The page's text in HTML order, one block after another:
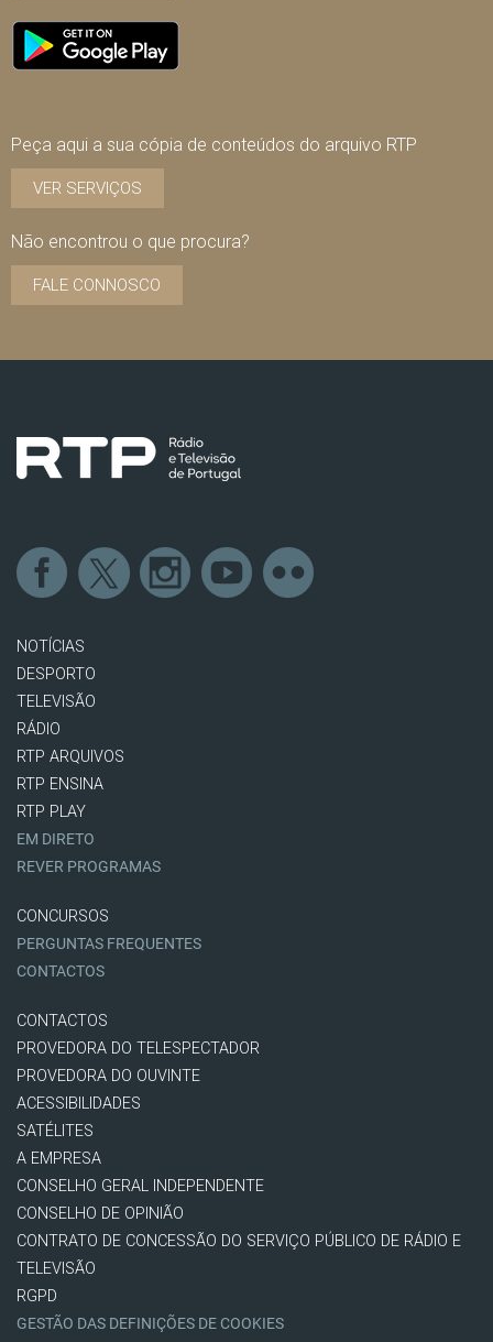
Peça aqui a sua cópia de conteúdos do arquivo RTP
VER SERVIÇOS
Não encontrou o que procura?
FALE CONNOSCO
NOTÍCIAS
DESPORTO
TELEVISÃO
RÁDIO
RTP ARQUIVOS
RTP ENSINA
RTP PLAY
EM DIRETO
REVER PROGRAMAS
CONCURSOS
PERGUNTAS FREQUENTES
CONTACTOS
CONTACTOS
PROVEDORA DO TELESPECTADOR
PROVEDORA DO OUVINTE
ACESSIBILIDADES
SATÉLITES
A EMPRESA
CONSELHO GERAL INDEPENDENTE
CONSELHO DE OPINIÃO
CONTRATO DE CONCESSÃO DO SERVIÇO PÚBLICO DE RÁDIO E
TELEVISÃO
RGPD
GESTÃO DAS DEFINIÇÕES DE COOKIES